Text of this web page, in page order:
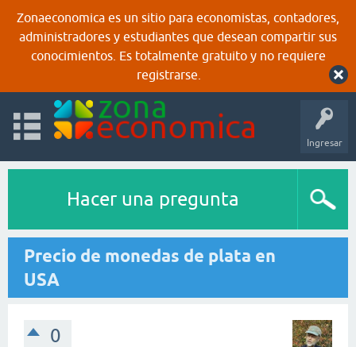
Zonaeconomica es un sitio para economistas, contadores,
administradores y estudiantes que desean compartir sus
conocimientos. Es totalmente gratuito y no requiere
registrarse.
Ingresar
Hacer una pregunta
Precio de monedas de plata en
USA
0